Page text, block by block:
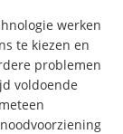
werken
te kiezen en
problemen
voldoende